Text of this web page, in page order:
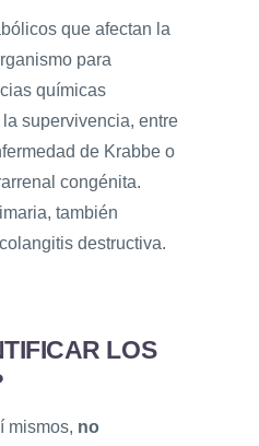
que afectan la
para
químicas
supervivencia, entre
de Krabbe o
congénita.
también
destructiva.
LOS
mismos, no